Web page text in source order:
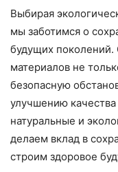
Выбирая
мы заботимся о
будущих поколений.
материалов не
безопасную
улучшению
натуральные и
делаем вклад в
строим здоровое